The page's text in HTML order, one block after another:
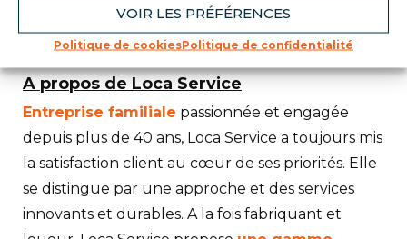
VOIR LES PRÉFÉRENCES
Politique de cookiesPolitique de confidentialité
notre offre de produits et services à
l’international.
A propos de Loca Service
Entreprise familiale passionnée et engagée
depuis plus de 40 ans, Loca Service a toujours mis
la satisfaction client au cœur de ses priorités. Elle
se distingue par une approche et des services
innovants et durables. A la fois fabriquant et